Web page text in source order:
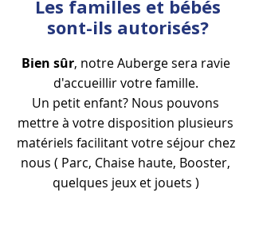
Les familles et bébés
sont-ils autorisés?
Bien sûr, notre Auberge sera ravie
d'accueillir votre famille.
Un petit enfant? Nous pouvons
mettre à votre disposition plusieurs
matériels facilitant votre séjour chez
nous ( Parc, Chaise haute, Booster,
quelques jeux et jouets )